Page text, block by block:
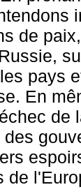
de
pays
En
de
de